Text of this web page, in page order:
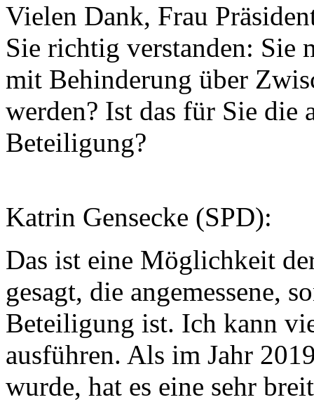
Vielen Dank, Frau
Sie richtig verstanden: Sie
mit Behinderung über
werden? Ist das für Sie die
Beteiligung?
Katrin Gensecke (SPD):
Das ist eine Möglichkeit
gesagt, die angemessene,
Beteiligung ist. Ich kann
ausführen. Als im Jahr
wurde, hat es eine sehr